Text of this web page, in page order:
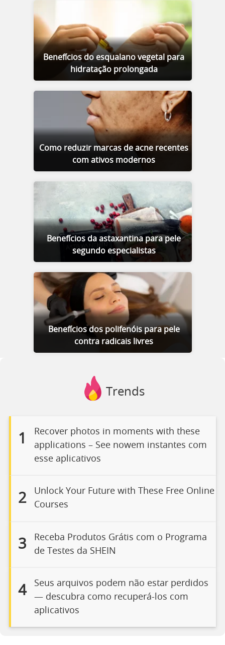
Benefícios do esqualano vegetal para
hidratação prolongada
Como reduzir marcas de acne recentes
com ativos modernos
Benefícios da astaxantina para pele
segundo especialistas
Benefícios dos polifenóis para pele
contra radicais livres
Trends
1
Recover photos in moments with these
applications – See nowem instantes com
esse aplicativos
2
Unlock Your Future with These Free Online
Courses
3
Receba Produtos Grátis com o Programa
de Testes da SHEIN
4
Seus arquivos podem não estar perdidos
— descubra como recuperá-los com
aplicativos